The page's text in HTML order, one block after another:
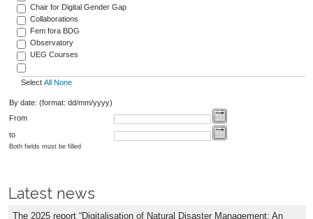
Chair for Digital Gender Gap
Collaborations
Fem fora BDG
Observatory
UEG Courses
Select All None
By date: (format: dd/mm/yyyy)
From
to
Both fields must be filled
Latest news
The 2025 report “Digitalisation of Natural Disaster Management: An